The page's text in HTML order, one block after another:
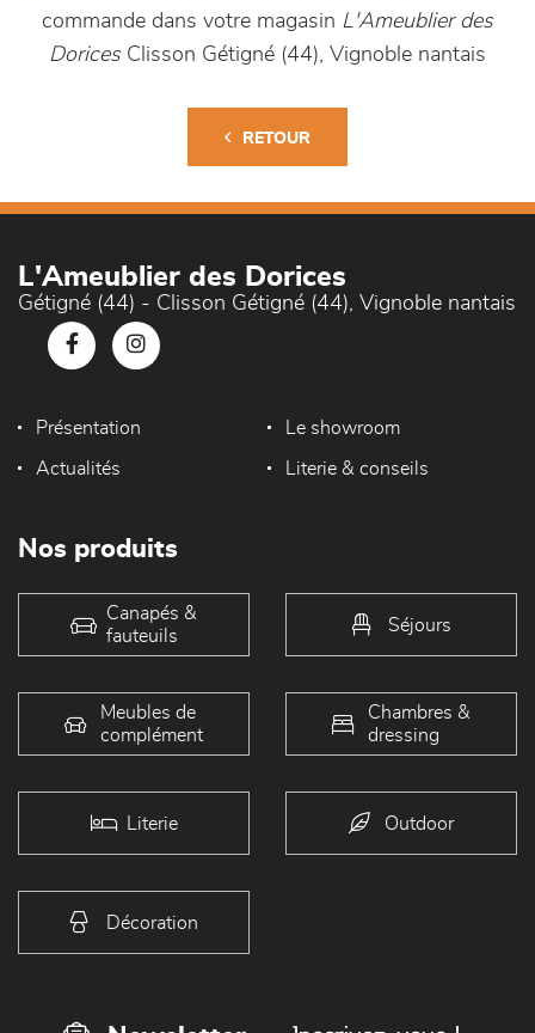
commande dans votre magasin L'Ameublier des
DoricesClisson Gétigné (44), Vignoble nantais
RETOUR
L'Ameublier des Dorices
Gétigné (44) - Clisson Gétigné (44), Vignoble nantais
Présentation Le showroom
Actualités Literie & conseils
Nos produits
Canapés &
fauteuils
Séjours
Meubles de
complément
Chambres &
dressing
Literie Outdoor
Décoration